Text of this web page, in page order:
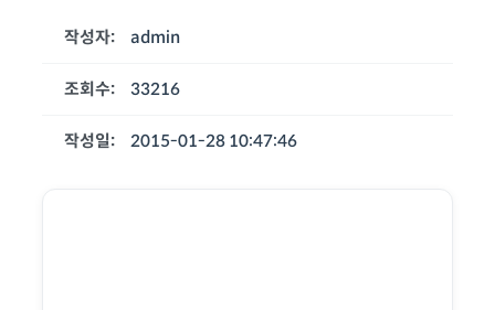
작성자: admin
조회수: 33216
작성일: 2015-01-28 10:47:46